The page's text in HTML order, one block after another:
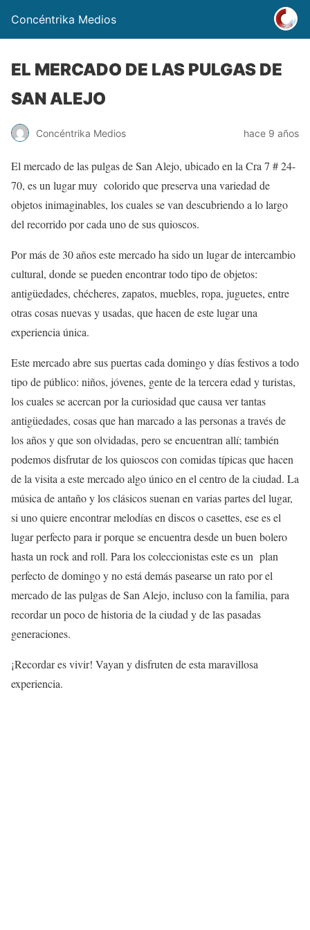
Concéntrika Medios
EL MERCADO DE LAS PULGAS DE
SAN ALEJO
Concéntrika Medios hace 9 años
El mercado de las pulgas de San Alejo, ubicado en la Cra 7 # 24-
70, es un lugar muy colorido que preserva una variedad de
objetos inimaginables, los cuales se van descubriendo a lo largo
del recorrido por cada uno de sus quioscos.
Por más de 30 años este mercado ha sido un lugar de intercambio
cultural, donde se pueden encontrar todo tipo de objetos:
antigüedades, chécheres, zapatos, muebles, ropa, juguetes, entre
otras cosas nuevas y usadas, que hacen de este lugar una
experiencia única.
Este mercado abre sus puertas cada domingo y días festivos a todo
tipo de público: niños, jóvenes, gente de la tercera edad y turistas,
los cuales se acercan por la curiosidad que causa ver tantas
antigüedades, cosas que han marcado a las personas a través de
los años y que son olvidadas, pero se encuentran allí; también
podemos disfrutar de los quioscos con comidas típicas que hacen
de la visita a este mercado algo único en el centro de la ciudad. La
música de antaño y los clásicos suenan en varias partes del lugar,
si uno quiere encontrar melodías en discos o casettes, ese es el
lugar perfecto para ir porque se encuentra desde un buen bolero
hasta un rock and roll. Para los coleccionistas este es un plan
perfecto de domingo y no está demás pasearse un rato por el
mercado de las pulgas de San Alejo, incluso con la familia, para
recordar un poco de historia de la ciudad y de las pasadas
generaciones.
¡Recordar es vivir! Vayan y disfruten de esta maravillosa
experiencia.